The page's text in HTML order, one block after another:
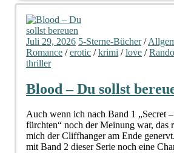
Juli 29, 2026 5-Sterne-Bücher/
Romance /erotic /krimi /love /
thriller
Blood – Du sollst
Auch wenn ich nach Band 1 „Secret
fürchten“ noch der Meinung war, das
mich der Cliffhanger am Ende
mit Band 2 dieser Serie noch eine